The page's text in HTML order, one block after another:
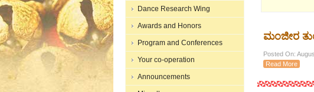
Dance Research Wing
Awards and Honors
Program and Conferences
Your co-operation
Announcements
ಮಂಜೀರ
Posted On:
Read More